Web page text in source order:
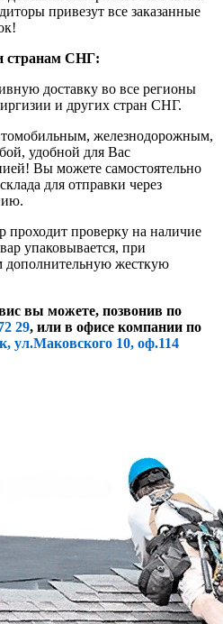
привезут все заказанные
странам СНГ:
доставку во все регионы
и других стран СНГ.
железнодорожным,
удобной для Вас
Вы можете самостоятельно
для отправки через
проходит проверку на наличие
упаковывается, при
дополнительную жесткую
вы можете, позвонив по
29, или в офисе компании по
ул.Маковского 10, оф.114